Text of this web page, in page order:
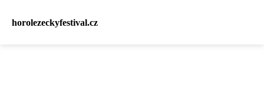
horolezeckyfestival.cz